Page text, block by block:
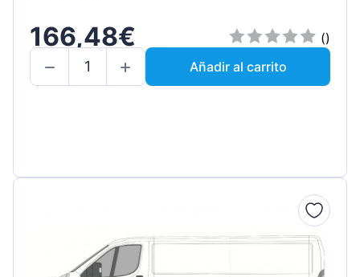
166,48€
()
Añadir al carrito